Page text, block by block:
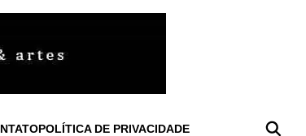
POLÍTICA DE PRIVACIDADE